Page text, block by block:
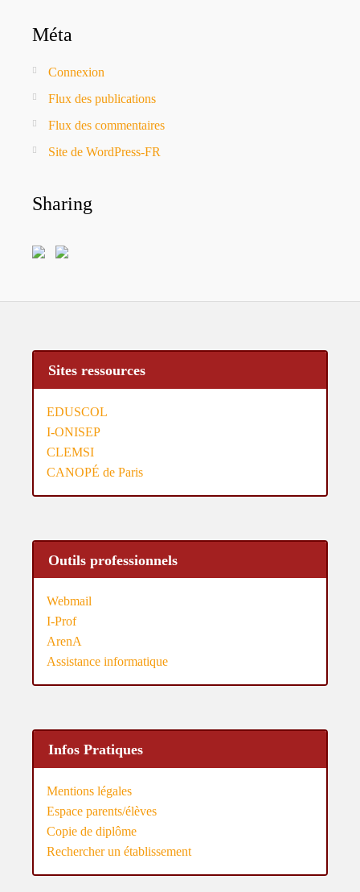
Méta
Connexion
Flux des publications
Flux des commentaires
Site de WordPress-FR
Sharing
Sites ressources
EDUSCOL
I-ONISEP
CLEMSI
CANOPÉ de Paris
Outils professionnels
Webmail
I-Prof
ArenA
Assistance informatique
Infos Pratiques
Mentions légales
Espace parents/élèves
Copie de diplôme
Rechercher un établissement